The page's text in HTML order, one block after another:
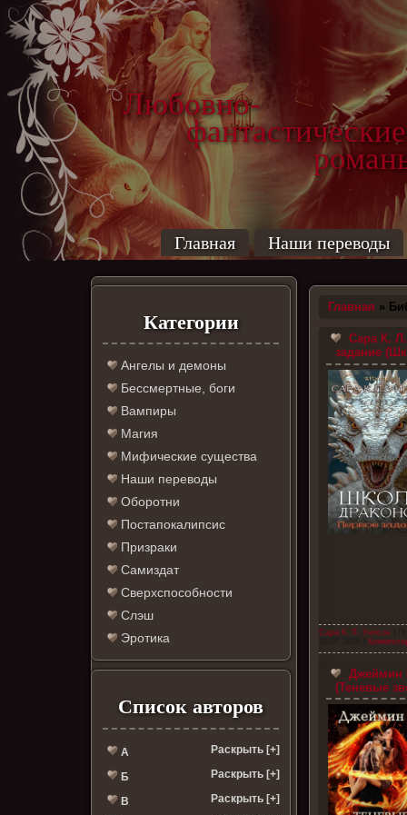
Любовно-
фантастические
Главная Наши переводы
Категории
Ангелы и демоны
Бессмертные, боги
Вампиры
Магия
Мифические существа
Наши переводы
Оборотни
Постапокалипсис
Призраки
Самиздат
Сверхспособности
Слэш
Эротика
Список авторов
А Раскрыть [+]
Б Раскрыть [+]
В Раскрыть [+]
Главная »
Сара К.
задание
Сара К. Л. Уилсон
Джеймин
(Теневые